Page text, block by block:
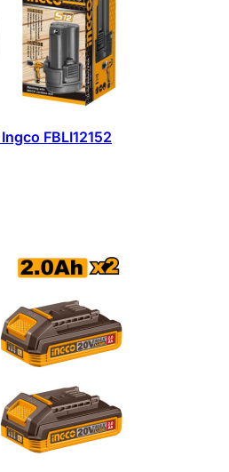
FBLI12152